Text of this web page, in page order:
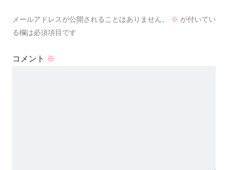
メールアドレスが公開されることはありません。 ※ が付いてい
る欄は必須項目です
コメント ※